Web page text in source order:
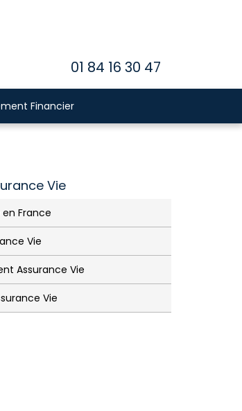
01 84 16 30 47
Financier
Vie
France
Vie
Assurance Vie
Vie